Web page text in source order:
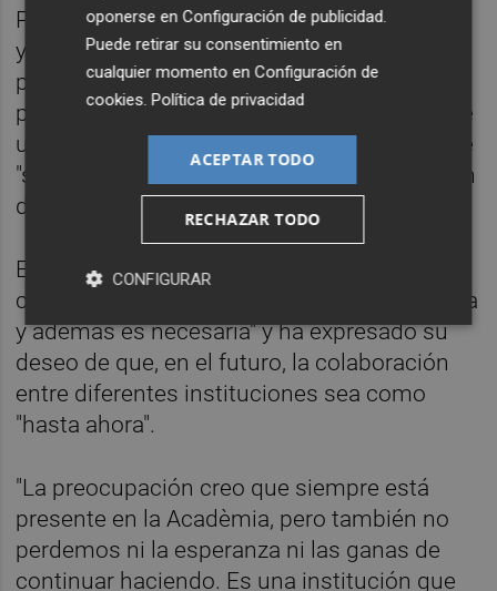
Preguntada por este recorte presupuestario
y por si puede afectar a la realización de
proyectos como el de l'Escriptor de l'Any, la
presidenta ha sostenido que este se trata de
un proyecto "plenamente consolidado" y que
"será más grande o más pequeño en función
de la disponibilidad de crédito que haya".
En esta línea, ha indicado que la
colaboración institucional "siempre es buena
y además es necesaria" y ha expresado su
deseo de que, en el futuro, la colaboración
entre diferentes instituciones sea como
"hasta ahora".
"La preocupación creo que siempre está
presente en la Acadèmia, pero también no
perdemos ni la esperanza ni las ganas de
continuar haciendo. Es una institución que
oponerse enConfiguración de publicidad
Puede retirar su consentimiento en
cualquier momento enConfiguración de
cookies .Política de privacidad
ACEPTAR TODO
RECHAZAR TODO
CONFIGURAR